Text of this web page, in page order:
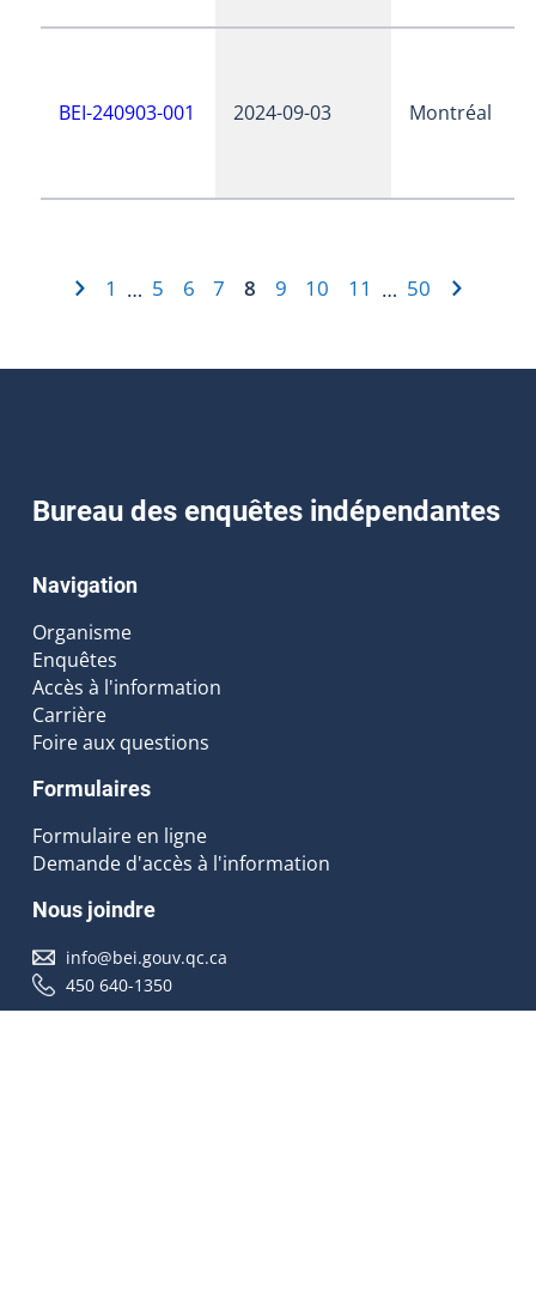
BEI-240903-001 2024-09-03 Montréal
1 … 5 6 7 8 9 10 11 … 50
Bureau des enquêtes indépendantes
Navigation
Organisme
Enquêtes
Accès à l'information
Carrière
Foire aux questions
Formulaires
Formulaire en ligne
Demande d'accès à l'information
Nous joindre
info@bei.gouv.qc.ca
450 640-1350